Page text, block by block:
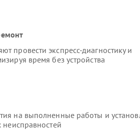
провести экспресс-диагностику и
время без устройства
на выполненные работы и